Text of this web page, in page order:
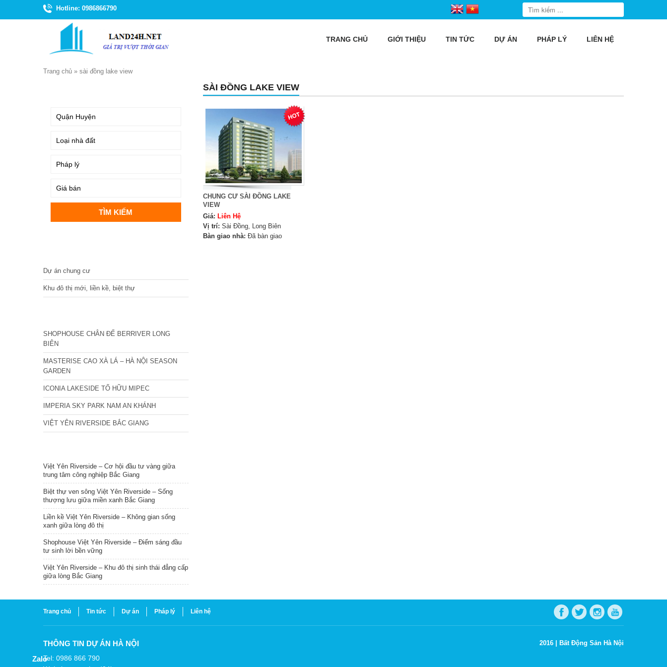
Hotline: 0986866790
TRANG CHỦ GIỚI THIỆU TIN TỨC DỰ ÁN PHÁP LÝ LIÊN HỆ
Trang chủ » sài đồng lake view
SÀI ĐỒNG LAKE VIEW
CHUNG CƯ SÀI ĐỒNG LAKE
VIEW
Giá: Liên Hệ
Vị trí: Sài Đồng, Long Biên
Bàn giao nhà: Đã bàn giao
Dự án chung cư
Khu đô thị mới, liền kề, biệt thự
SHOPHOUSE CHÂN ĐẾ BERRIVER LONG
BIÊN
MASTERISE CAO XÀ LÁ – HÀ NỘI SEASON
GARDEN
ICONIA LAKESIDE TỐ HỮU MIPEC
IMPERIA SKY PARK NAM AN KHÁNH
VIỆT YÊN RIVERSIDE BẮC GIANG
Việt Yên Riverside – Cơ hội đầu tư vàng giữa
trung tâm công nghiệp Bắc Giang
Biệt thự ven sông Việt Yên Riverside – Sống
thượng lưu giữa miền xanh Bắc Giang
Liền kề Việt Yên Riverside – Không gian sống
xanh giữa lòng đô thị
Shophouse Việt Yên Riverside – Điểm sáng đầu
tư sinh lời bền vững
Việt Yên Riverside – Khu đô thị sinh thái đẳng cấp
giữa lòng Bắc Giang
Trang chủ Tin tức Dự án Pháp lý Liên hệ
THÔNG TIN DỰ ÁN HÀ NỘI
Tel: 0986 866 790
2016 | Bất Động Sản Hà Nội
Zalo